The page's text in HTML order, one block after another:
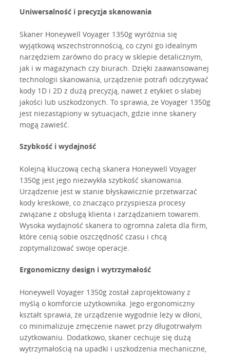
Uniwersalność i precyzja skanowania
Skaner Honeywell Voyager 1350g wyróżnia się
wyjątkową wszechstronnością, co czyni go idealnym
narzędziem zarówno do pracy w sklepie detalicznym,
jak i w magazynach czy biurach. Dzięki zaawansowanej
technologii skanowania, urządzenie potrafi odczytywać
kody 1D i 2D z dużą precyzją, nawet z etykiet o słabej
jakości lub uszkodzonych. To sprawia, że Voyager 1350g
jest niezastąpiony w sytuacjach, gdzie inne skanery
mogą zawieść.
Szybkość i wydajność
Kolejną kluczową cechą skanera Honeywell Voyager
1350g jest jego niezwykła szybkość skanowania.
Urządzenie jest w stanie błyskawicznie przetwarzać
kody kreskowe, co znacząco przyspiesza procesy
związane z obsługą klienta i zarządzaniem towarem.
Wysoka wydajność skanera to ogromna zaleta dla firm,
które cenią sobie oszczędność czasu i chcą
zoptymalizować swoje operacje.
Ergonomiczny design i wytrzymałość
Honeywell Voyager 1350g został zaprojektowany z
myślą o komforcie użytkownika. Jego ergonomiczny
kształt sprawia, że urządzenie wygodnie leży w dłoni,
co minimalizuje zmęczenie nawet przy długotrwałym
użytkowaniu. Dodatkowo, skaner cechuje się dużą
wytrzymałością na upadki i uszkodzenia mechaniczne,